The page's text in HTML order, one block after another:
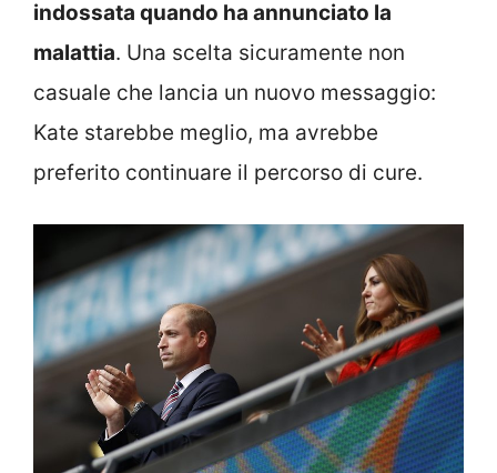
indossata quando ha annunciato la
malattia. Una scelta sicuramente non
casuale che lancia un nuovo messaggio:
Kate starebbe meglio, ma avrebbe
preferito continuare il percorso di cure.